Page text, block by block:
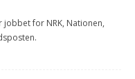
for NRK, Nationen,